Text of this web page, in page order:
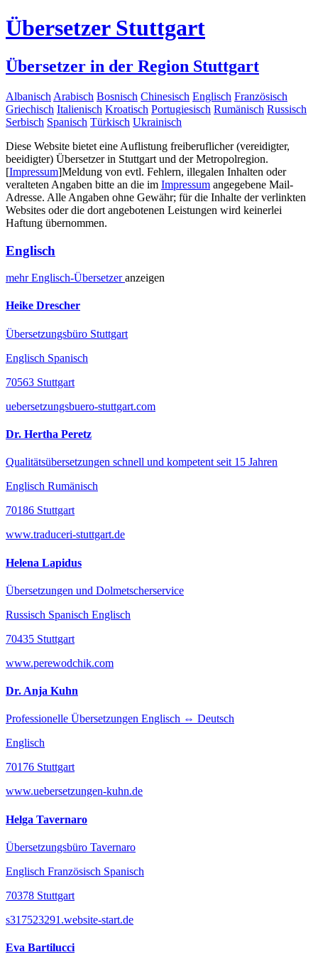
Übersetzer Stuttgart
Übersetzer in der Region Stuttgart
Albanisch Arabisch Bosnisch Chinesisch Englisch Französisch
Griechisch Italienisch Kroatisch Portugiesisch Rumänisch Russisch
Serbisch Spanisch Türkisch Ukrainisch
Diese Website bietet eine Auflistung freiberuflicher (vereidigter,
beeidigter) Übersetzer in Stuttgart und der Metropolregion.
[Impressum]Meldung von evtl. Fehlern, illegalen Inhalten oder
veralteten Angaben bitte an die im Impressum angegebene Mail-
Adresse. Alle Angaben ohne Gewähr; für die Inhalte der verlinkten
Websites oder die dort angebotenen Leistungen wird keinerlei
Haftung übernommen.
Englisch
mehrEnglisch-Übersetzeranzeigen
Heike Drescher
Übersetzungsbüro Stuttgart
Englisch Spanisch
70563 Stuttgart
uebersetzungsbuero-stuttgart.com
Dr. Hertha Peretz
Qualitätsübersetzungen schnell und kompetent seit 15 Jahren
Englisch Rumänisch
70186 Stuttgart
www.traduceri-stuttgart.de
Helena Lapidus
Übersetzungen und Dolmetscherservice
Russisch Spanisch Englisch
70435 Stuttgart
www.perewodchik.com
Dr. Anja Kuhn
Professionelle Übersetzungen Englisch ⇔ Deutsch
Englisch
70176 Stuttgart
www.uebersetzungen-kuhn.de
Helga Tavernaro
Übersetzungsbüro Tavernaro
Englisch Französisch Spanisch
70378 Stuttgart
s317523291.website-start.de
Eva Bartilucci